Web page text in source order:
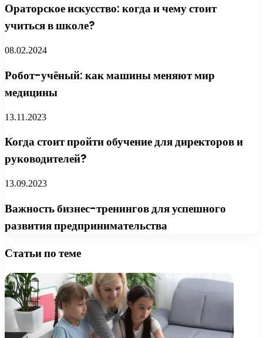
Ораторское искусство: когда и чему стоит
учиться в школе?
08.02.2024
Робот-учёный: как машины меняют мир
медицины
13.11.2023
Когда стоит пройти обучение для директоров и
руководителей?
13.09.2023
Важность бизнес-тренингов для успешного
развития предпринимательства
Статьи по теме